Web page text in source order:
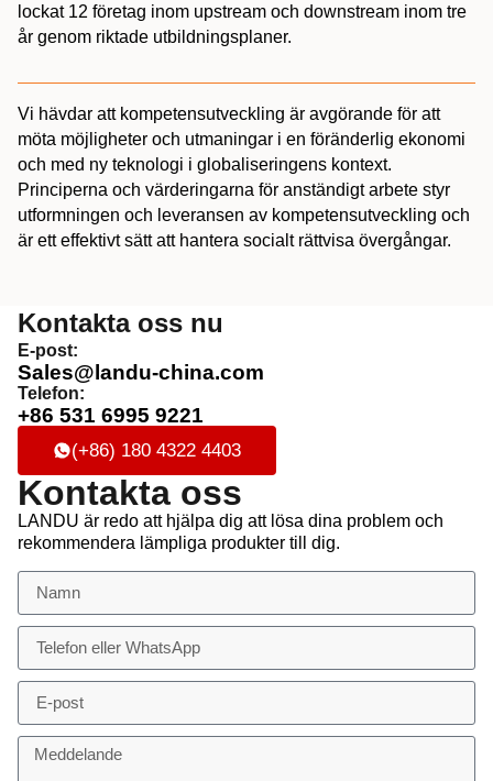
lockat 12 företag inom upstream och downstream inom tre
år genom riktade utbildningsplaner.
Vi hävdar att kompetensutveckling är avgörande för att
möta möjligheter och utmaningar i en föränderlig ekonomi
och med ny teknologi i globaliseringens kontext.
Principerna och värderingarna för anständigt arbete styr
utformningen och leveransen av kompetensutveckling och
är ett effektivt sätt att hantera socialt rättvisa övergångar.
Kontakta oss nu
E-post:
Sales@landu-china.com
Telefon:
+86 531 6995 9221
(+86) 180 4322 4403
Kontakta oss
LANDU är redo att hjälpa dig att lösa dina problem och
rekommendera lämpliga produkter till dig.